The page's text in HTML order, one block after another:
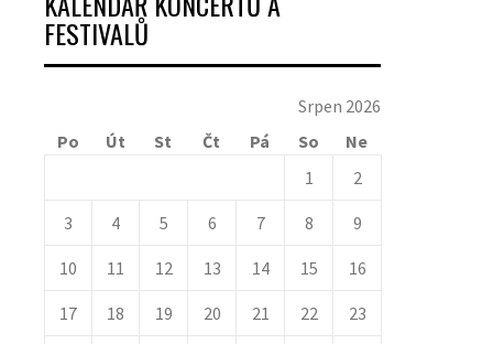
FESTIVALŮ
Srpen 2026
Po
Út St Čt Pá So
Ne
1
2
3 4 5 6 7 8 9
10 11 12 13 14 15 16
17 18 19 20 21 22 23